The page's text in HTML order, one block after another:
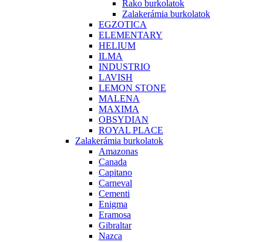
Rako burkolatok
Zalakerámia burkolatok
EGZOTICA
ELEMENTARY
HELIUM
ILMA
INDUSTRIO
LAVISH
LEMON STONE
MALENA
MAXIMA
OBSYDIAN
ROYAL PLACE
Zalakerámia burkolatok
Amazonas
Canada
Capitano
Carneval
Cementi
Enigma
Eramosa
Gibraltar
Nazca